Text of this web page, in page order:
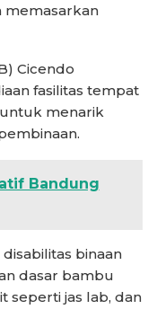
memasarkan
Cicendo
fasilitas tempat
menarik
Bandung
binaan
dasar bambu
seperti jas lab, dan